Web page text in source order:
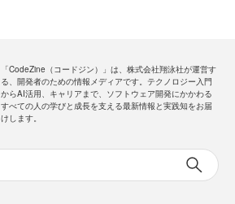
「CodeZine（コードジン）」は、株式会社翔泳社が運営す
る、開発者のための情報メディアです。テクノロジー入門
からAI活用、キャリアまで、ソフトウェア開発にかかわる
すべての人の学びと成長を支える最新情報と実践知をお届
けします。